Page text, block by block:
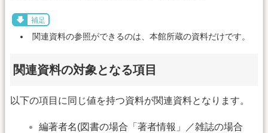
補足
関連資料の参照ができるのは、本館所蔵の資料だけです。
関連資料の対象となる項目
以下の項目に同じ値を持つ資料が関連資料となります。
編著者名(図書の場合「著者情報」／雑誌の場合